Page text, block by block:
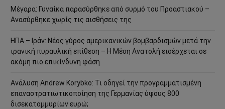
Μέγαρα: Γυναίκα παρασύρθηκε από συρμό του Προαστιακού –
Ανασύρθηκε χωρίς τις αισθήσεις της
ΗΠΑ – Ιράν: Νέος γύρος αμερικανικών βομβαρδισμών μετά την
ιρανική πυραυλική επίθεση – Η Μέση Ανατολή εισέρχεται σε
ακόμη πιο επικίνδυνη φάση
Ανάλυση Andrew Korybko: Τι οδηγεί την προγραμματισμένη
επαναστρατιωτικοποίηση της Γερμανίας ύψους 800
δισεκατομμυρίων ευρώ;